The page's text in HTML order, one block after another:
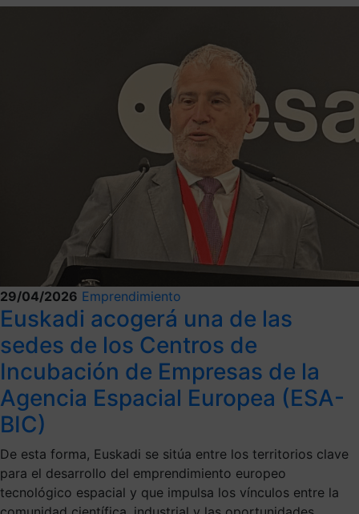
29/04/2026 Emprendimiento
Euskadi acogerá una de las
sedes de los Centros de
Incubación de Empresas de la
Agencia Espacial Europea (ESA-
BIC)
De esta forma, Euskadi se sitúa entre los territorios clave
para el desarrollo del emprendimiento europeo
tecnológico espacial y que impulsa los vínculos entre la